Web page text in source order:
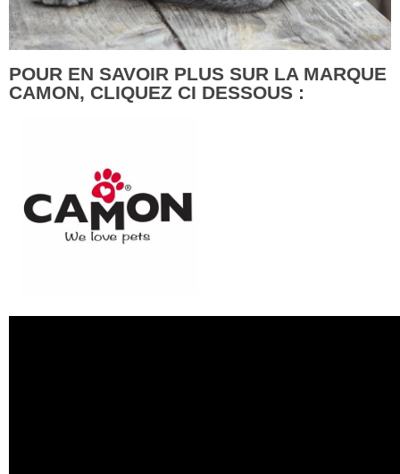
POUR EN SAVOIR PLUS SUR LA MARQUE
CAMON, CLIQUEZ CI DESSOUS :